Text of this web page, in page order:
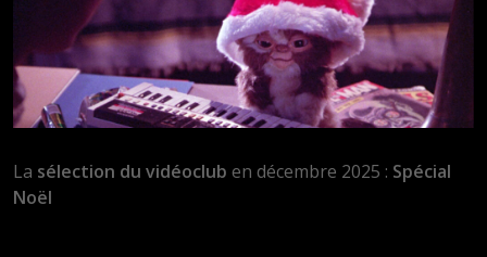
La sélection du vidéoclub en décembre 2025 : Spécial
Noël